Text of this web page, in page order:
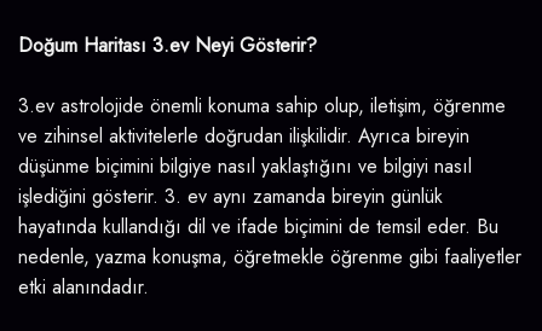
Doğum Haritası 3.ev Neyi Gösterir?
3.ev astrolojide önemli konuma sahip olup, iletişim, öğrenme
ve zihinsel aktivitelerle doğrudan ilişkilidir. Ayrıca bireyin
düşünme biçimini bilgiye nasıl yaklaştığını ve bilgiyi nasıl
işlediğini gösterir. 3. ev aynı zamanda bireyin günlük
hayatında kullandığı dil ve ifade biçimini de temsil eder. Bu
nedenle, yazma konuşma, öğretmekle öğrenme gibi faaliyetler
etki alanındadır.